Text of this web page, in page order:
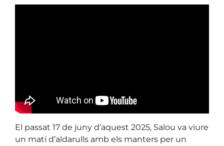
El passat 17 de juny d’aquest 2025, Salou va viure
un matí d’aldarulls amb els manters per un